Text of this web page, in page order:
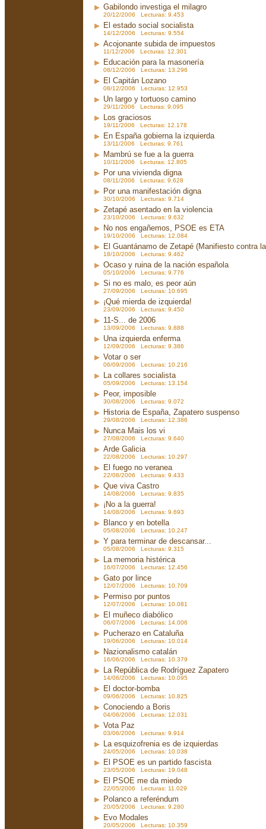
Gabilondo investiga el milagro
20/12/2006 Lecturas: 9.453
El estado social socialista
14/12/2006 Lecturas: 9.554
Acojonante subida de impuestos
11/12/2006 Lecturas: 12.301
Educación para la masonería
08/12/2006 Lecturas: 13.296
El Capitán Lozano
08/12/2006 Lecturas: 12.953
Un largo y tortuoso camino
29/11/2006 Lecturas: 9.095
Los graciosos
19/11/2006 Lecturas: 12.178
En España gobierna la izquierda
13/11/2006 Lecturas: 9.761
Mambrú se fue a la guerra
10/11/2006 Lecturas: 12.805
Por una vivienda digna
08/11/2006 Lecturas: 9.628
Por una manifestación digna
30/10/2006 Lecturas: 9.714
Zetapé asentado en la violencia
23/10/2006 Lecturas: 9.632
No nos engañemos, PSOE es ETA
19/10/2006 Lecturas: 12.084
El Guantánamo de Zetapé (Manifiesto contra
18/10/2006 Lecturas: 9.462
Ocaso y ruina de la nación española
05/10/2006 Lecturas: 9.776
Si no es malo, es peor aún
27/09/2006 Lecturas: 10.695
¡Qué mierda de izquierda!
23/09/2006 Lecturas: 9.450
11-S... de 2006
13/09/2006 Lecturas: 9.888
Una izquierda enferma
12/09/2006 Lecturas: 9.386
Votar o ser
06/09/2006 Lecturas: 10.216
La collares socialista
05/09/2006 Lecturas: 13.154
Peor, imposible
30/08/2006 Lecturas: 9.072
Historia de España, Zapatero suspenso
29/08/2006 Lecturas: 12.386
Nunca Mais los vi
27/08/2006 Lecturas: 9.640
Arde Galicia
22/08/2006 Lecturas: 10.297
El fuego no veranea
22/08/2006 Lecturas: 9.433
Que viva Castro
14/08/2006 Lecturas: 9.835
¡No a la guerra!
14/08/2006 Lecturas: 9.693
Blanco y en botella
05/08/2006 Lecturas: 10.247
Y para terminar de descansar...
05/08/2006 Lecturas: 9.315
La memoria histérica
16/07/2006 Lecturas: 12.456
Gato por lince
12/07/2006 Lecturas: 10.709
Permiso por puntos
12/07/2006 Lecturas: 10.081
El muñeco diabólico
06/07/2006 Lecturas: 14.006
Pucherazo en Cataluña
19/06/2006 Lecturas: 10.014
Nazionalismo catalán
16/06/2006 Lecturas: 10.379
La República de Rodríguez Zapatero
14/06/2006 Lecturas: 10.095
El doctor-bomba
09/06/2006 Lecturas: 10.825
Conociendo a Boris
04/06/2006 Lecturas: 12.031
Vota Paz
03/06/2006 Lecturas: 9.914
La esquizofrenia es de izquierdas
24/05/2006 Lecturas: 10.038
El PSOE es un partido fascista
23/05/2006 Lecturas: 19.048
El PSOE me da miedo
22/05/2006 Lecturas: 11.029
Polanco a referéndum
20/05/2006 Lecturas: 9.280
Evo Modales
20/05/2006 Lecturas: 10.359